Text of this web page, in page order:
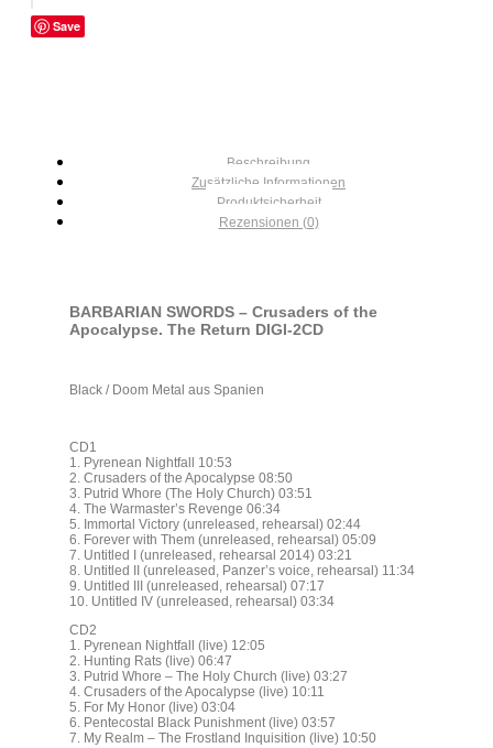
Save
Beschreibung
Zusätzliche Informationen
Produktsicherheit
Rezensionen (0)
BARBARIAN SWORDS – Crusaders of the
Apocalypse. The Return DIGI-2CD
Black / Doom Metal aus Spanien
CD1
1. Pyrenean Nightfall 10:53
2. Crusaders of the Apocalypse 08:50
3. Putrid Whore (The Holy Church) 03:51
4. The Warmaster’s Revenge 06:34
5. Immortal Victory (unreleased, rehearsal) 02:44
6. Forever with Them (unreleased, rehearsal) 05:09
7. Untitled I (unreleased, rehearsal 2014) 03:21
8. Untitled II (unreleased, Panzer’s voice, rehearsal) 11:34
9. Untitled III (unreleased, rehearsal) 07:17
10. Untitled IV (unreleased, rehearsal) 03:34
CD2
1. Pyrenean Nightfall (live) 12:05
2. Hunting Rats (live) 06:47
3. Putrid Whore – The Holy Church (live) 03:27
4. Crusaders of the Apocalypse (live) 10:11
5. For My Honor (live) 03:04
6. Pentecostal Black Punishment (live) 03:57
7. My Realm – The Frostland Inquisition (live) 10:50